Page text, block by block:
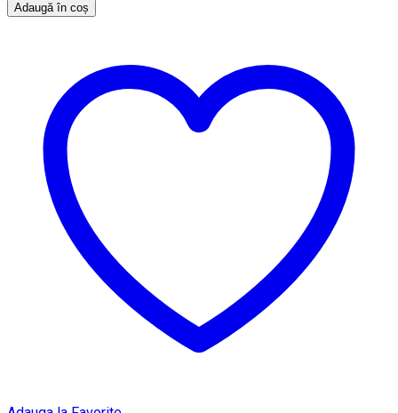
Adaugă în coș